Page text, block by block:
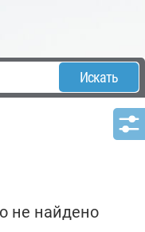
Искать
не найдено